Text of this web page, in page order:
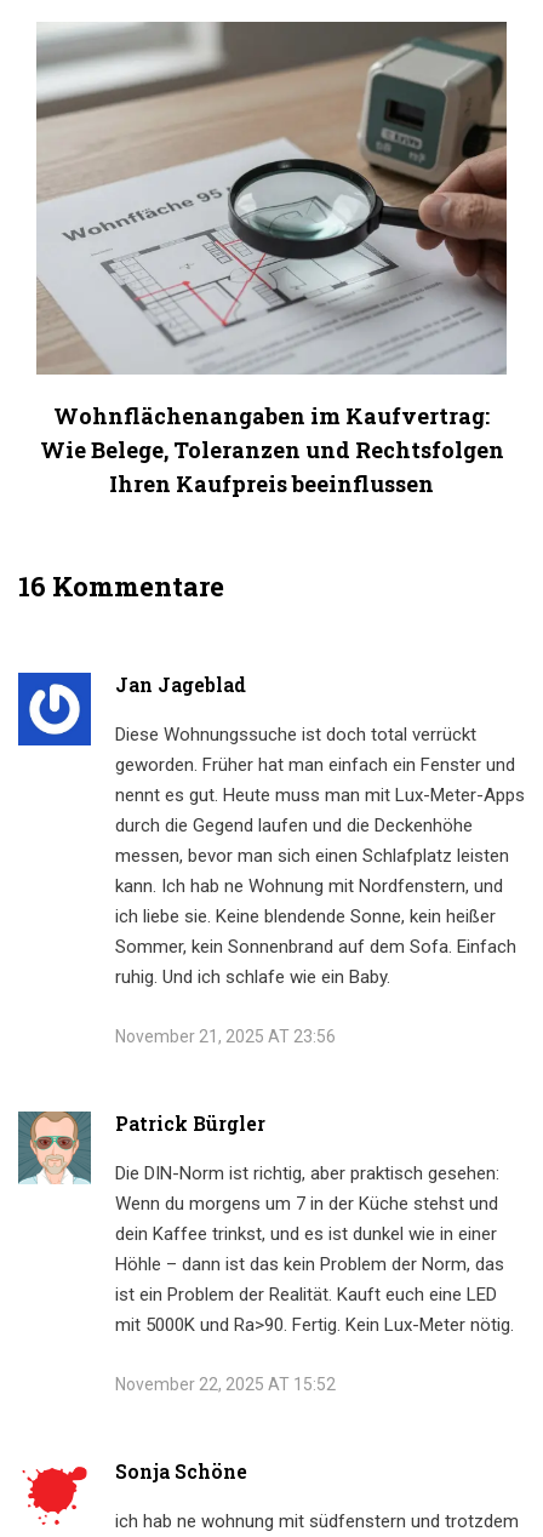
Wohnflächenangaben im Kaufvertrag:
Wie Belege, Toleranzen und Rechtsfolgen
Ihren Kaufpreis beeinflussen
16 Kommentare
Jan Jageblad
Diese Wohnungssuche ist doch total verrückt
geworden. Früher hat man einfach ein Fenster und
nennt es gut. Heute muss man mit Lux-Meter-Apps
durch die Gegend laufen und die Deckenhöhe
messen, bevor man sich einen Schlafplatz leisten
kann. Ich hab ne Wohnung mit Nordfenstern, und
ich liebe sie. Keine blendende Sonne, kein heißer
Sommer, kein Sonnenbrand auf dem Sofa. Einfach
ruhig. Und ich schlafe wie ein Baby.
November 21, 2025 AT 23:56
Patrick Bürgler
Die DIN-Norm ist richtig, aber praktisch gesehen:
Wenn du morgens um 7 in der Küche stehst und
dein Kaffee trinkst, und es ist dunkel wie in einer
Höhle – dann ist das kein Problem der Norm, das
ist ein Problem der Realität. Kauft euch eine LED
mit 5000K und Ra>90. Fertig. Kein Lux-Meter nötig.
November 22, 2025 AT 15:52
Sonja Schöne
ich hab ne wohnung mit südfenstern und trotzdem